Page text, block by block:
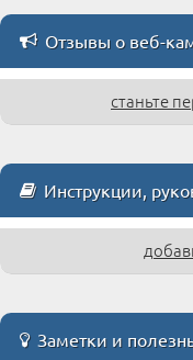
Отзывы о веб-
станьте
Инструкции,
Заметки и